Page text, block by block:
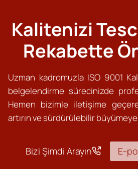
Kalitenizi
Rekabette
Uzman kadromuzla ISO 9001
belgelendirme sürecinizde
Hemen bizimle iletişime
artırın ve sürdürülebilir büyümeye
Bizi Şimdi Arayın E-